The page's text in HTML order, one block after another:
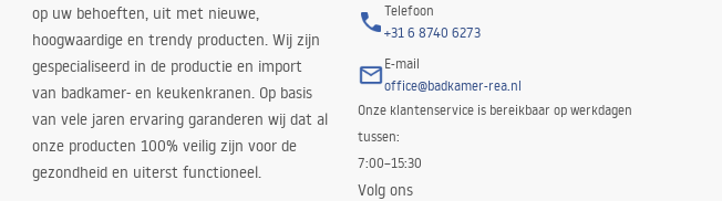
op uw behoeften, uit met nieuwe,
hoogwaardige en trendy producten. Wij zijn
gespecialiseerd in de productie en import
van badkamer- en keukenkranen. Op basis
van vele jaren ervaring garanderen wij dat al
onze producten 100% veilig zijn voor de
gezondheid en uiterst functioneel.
Telefoon
+31 6 8740 6273
E-mail
office@badkamer-rea.nl
Onze klantenservice is bereikbaar op werkdagen
tussen:
7:00–15:30
Volg ons